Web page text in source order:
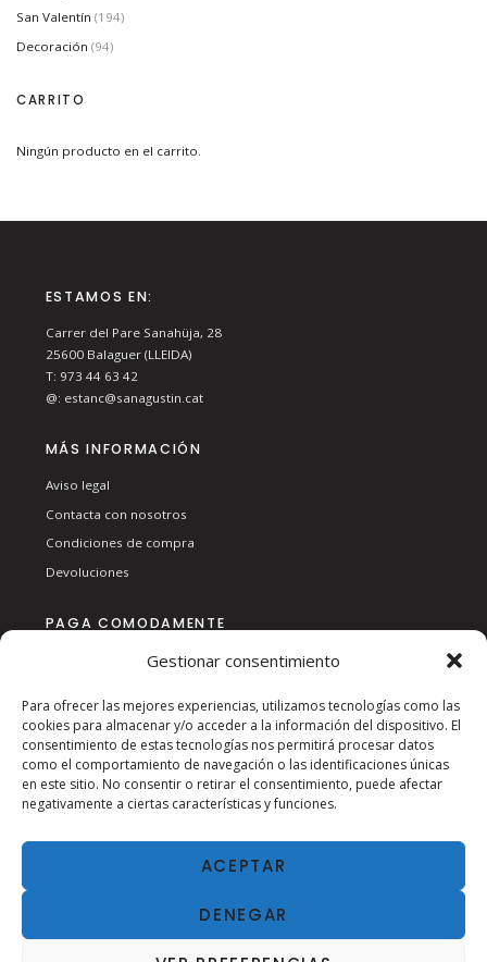
Gestionar consentimiento
Para ofrecer las mejores experiencias, utilizamos tecnologías como las
cookies para almacenar y/o acceder a la información del dispositivo. El
consentimiento de estas tecnologías nos permitirá procesar datos
como el comportamiento de navegación o las identificaciones únicas
en este sitio. No consentir o retirar el consentimiento, puede afectar
negativamente a ciertas características y funciones.
ACEPTAR
DENEGAR
San Valentín (194)
Decoración (94)
CARRITO
Ningún producto en el carrito.
ESTAMOS EN:
Carrer del Pare Sanahüja, 28
25600 Balaguer (LLEIDA)
T: 973 44 63 42
@: estanc@sanagustin.cat
MÁS INFORMACIÓN
Aviso legal
Contacta con nosotros
Condiciones de compra
Devoluciones
PAGA COMODAMENTE
SÍGUENOS EN RSS: